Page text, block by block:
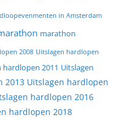
in Amsterdam
marathon
2008 Uitslagen hardlopen
hardlopen 2011 Uitslagen
2013 Uitslagen hardlopen
hardlopen 2016
hardlopen 2018